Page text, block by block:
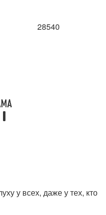
28540
у всех, даже у тех, кто